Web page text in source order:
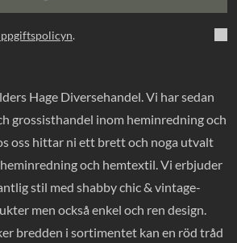
.
Hage Diversehandel. Vi har sedan
grossisthandel inom heminredning och
oss hittar ni ett brett och noga utvalt
och hemtextil. Vi erbjuder
stil med shabby chic & vintage-
men också enkel och ren design.
bredden i sortimentet kan en röd tråd